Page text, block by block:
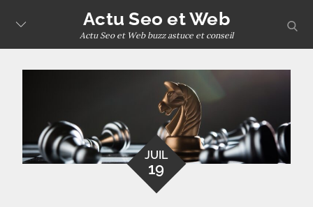
content
Actu Seo et Web
Actu Seo et Web buzz astuce et conseil
JUIL
19